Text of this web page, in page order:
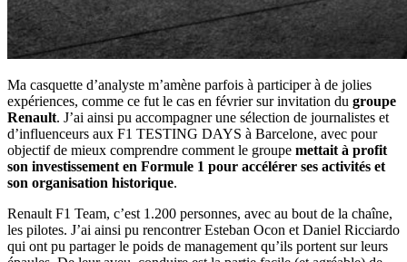
Ma casquette d’analyste m’amène parfois à participer à de jolies
expériences, comme ce fut le cas en février sur invitation du groupe
Renault. J’ai ainsi pu accompagner une sélection de journalistes et
d’influenceurs aux F1 TESTING DAYS à Barcelone, avec pour
objectif de mieux comprendre comment le groupe mettait à profit
son investissement en Formule 1 pour accélérer ses activités et
son organisation historique.
Renault F1 Team, c’est 1.200 personnes, avec au bout de la chaîne,
les pilotes. J’ai ainsi pu rencontrer Esteban Ocon et Daniel Ricciardo
qui ont pu partager le poids de management qu’ils portent sur leurs